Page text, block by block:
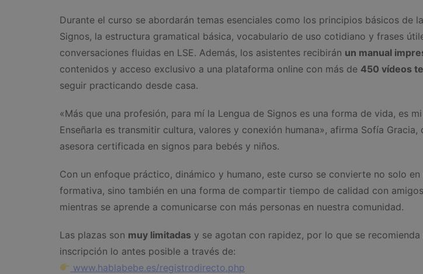
Durante el curso se abordarán temas esenciales como los principios básicos de
Signos, la estructura gramatical básica, vocabulario de uso cotidiano y frases
conversaciones fluidas en LSE. Además, los asistentes recibirán un manual
contenidos y acceso exclusivo a una plataforma online con más de 450 vídeos
seguir practicando desde casa.
«Más que una profesión, para mí la Lengua de Signos es una forma de vida, es
Enseñarla es transmitir cultura, valores y conexión humana», afirma Sofía Gracia,
asesora certificada en signos para bebés y niños.
Con un enfoque práctico, dinámico y humano, este curso se convierte no solo en
formativa, sino también en una forma de compartir tiempo de calidad con
mientras se aprende a comunicarse con más personas en nuestra comunidad.
Las plazas son muy limitadas y se agotan con rapidez, por lo que se recomienda
inscripción lo antes posible a través de:
www.hablabebe.es/registrodirecto.php